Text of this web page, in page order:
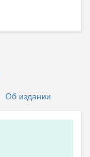
Об издании